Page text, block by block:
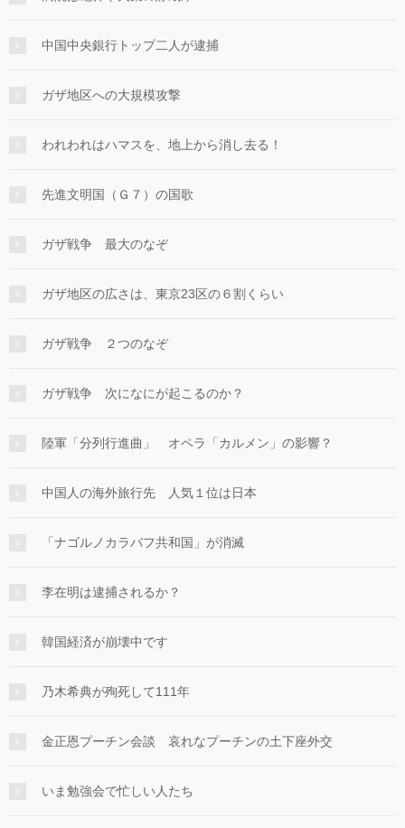
中国中央銀行トップ二人が逮捕
ガザ地区への大規模攻撃
われわれはハマスを、地上から消し去る！
先進文明国（Ｇ７）の国歌
ガザ戦争 最大のなぞ
ガザ地区の広さは、東京23区の６割くらい
ガザ戦争 ２つのなぞ
ガザ戦争 次になにが起こるのか？
陸軍「分列行進曲」 オペラ「カルメン」の影響？
中国人の海外旅行先 人気１位は日本
「ナゴルノカラバフ共和国」が消滅
李在明は逮捕されるか？
韓国経済が崩壊中です
乃木希典が殉死して111年
金正恩プーチン会談 哀れなプーチンの土下座外交
いま勉強会で忙しい人たち